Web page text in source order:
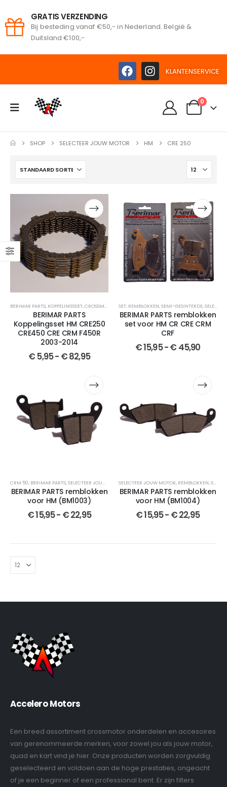
GRATIS VERZENDING
Bij besteding vanaf €50,- in Nederland. België &
Duitsland €100,-
KLANTENSERVICE
0
SHOP SELECTEER JOUW MOTOR HM CRE 250
BERIMAR PARTS, KOPPELINGSSET,CROSSMOTOR ONDERDELEN ,HM,CRE 250,CRE F 450,CRE 450
BERIMAR PARTS
Koppelingsset HM CRE250
CRE450 CRE CRM F450R
2003-2014
€ 5,95- €82,95
SET, REMBLOKKEN,SEMI-GESINTERDE,SELECTEER JOUW MOTOR
BERIMAR PARTS remblokken
set voor HM CR CRE CRM
CRF
€15,95-€ 45,90
CRM 50, BERIMAR PARTS,SELECTEER JOUW MOTOR ,REMBLOKKEN ,SEMI-GESINTERDE,CR 50
BERIMAR PARTS remblokken
voor HM (BM1003)
€15,95- €22,95
SELECTEER JOUW MOTOR, REMBLOKKEN,SEMI-GESINTERDE
BERIMAR PARTS remblokken
voor HM (BM1004)
€15,95- €22,95
Accelero Motors
Een breed assortiment crossmotor onderdelen en accesoires
van gerenommeerde merken, voor zowel jou als jouw motor,
quad en kart vind je hier. Onze producten worden zorgvuldig
geselecteerd en voldoen aan de hoge prestaties, ongeacht
of je een beginner of een professional bent. Er zijn filters